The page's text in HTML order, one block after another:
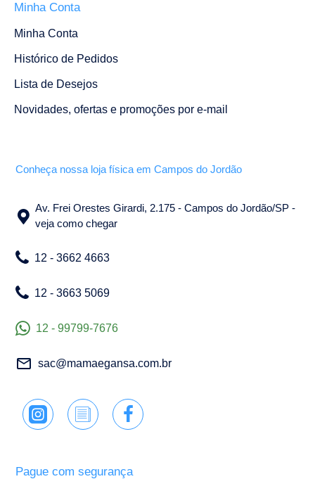
Minha Conta
Minha Conta
Histórico de Pedidos
Lista de Desejos
Novidades, ofertas e promoções por e-mail
Conheça nossa loja física em Campos do Jordão
Av. Frei Orestes Girardi, 2.175 - Campos do Jordão/SP -
veja como chegar
12 - 3662 4663
12 - 3663 5069
12 - 99799-7676
sac@mamaegansa.com.br
Pague com segurança